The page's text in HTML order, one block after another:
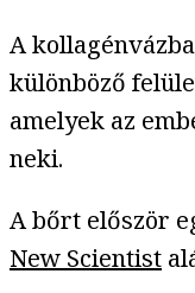
A
különböző
amelyek az
neki.
A bőrt először
New Scientist